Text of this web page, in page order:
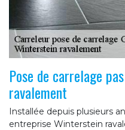
Pose de carrelage
ravalement
Installée depuis plusieurs
entreprise Winterstein